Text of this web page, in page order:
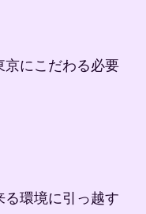
京にこだわる必要
環境に引っ越す